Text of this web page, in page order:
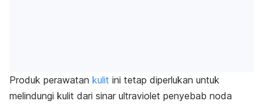
Produk perawatan kulit ini tetap diperlukan untuk
melindungi kulit dari sinar ultraviolet penyebab noda